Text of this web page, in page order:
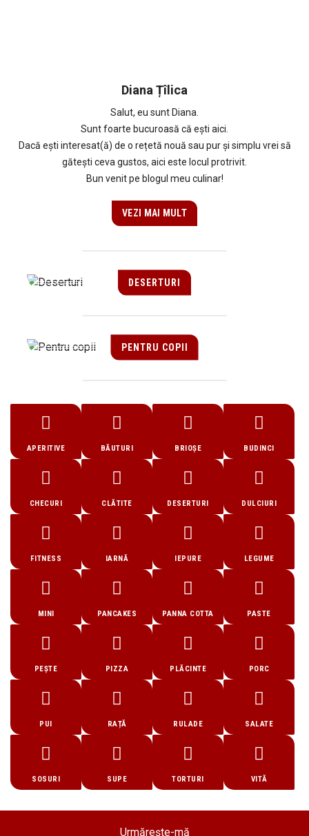
Diana Țîlica
Salut, eu sunt Diana.
Sunt foarte bucuroasă că ești aici.
Dacă ești interesat(ă) de o rețetă nouă sau pur și simplu vrei să
gătești ceva gustos, aici este locul protrivit.
Bun venit pe blogul meu culinar!
VEZI MAI MULT
DESERTURI
APERITIVE BĂUTURI BRIOȘE BUDINCI
CHECURI CLĂTITE DESERTURI DULCIURI
FITNESS IARNĂ IEPURE LEGUME
MINI PANCAKES PANNA COTTA PASTE
PEȘTE PIZZA PLĂCINTE PORC
PUI RAȚĂ RULADE SALATE
SOSURI SUPE TORTURI VITĂ
PENTRU COPII
Urmărește-mă